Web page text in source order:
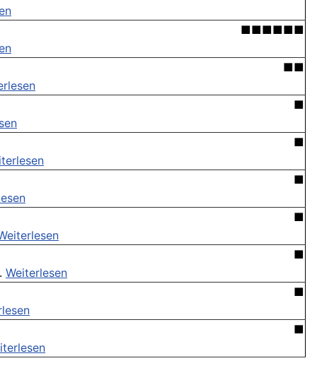
■■■■■■
■■
■
■
■
■
■
Weiterlesen
■
■